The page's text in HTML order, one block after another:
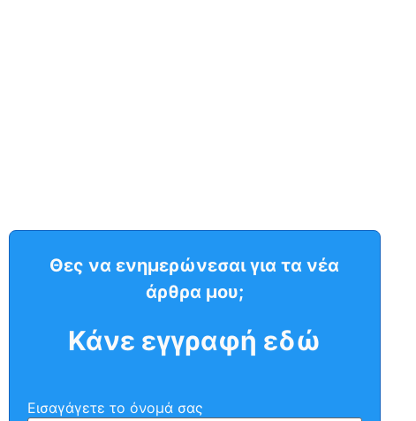
Θες να ενημερώνεσαι για τα νέα
άρθρα μου;
Κάνε εγγραφή εδώ
Εισαγάγετε το όνομά σας